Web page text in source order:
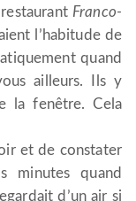
Franco-
l’habitude de
quand
ailleurs. Ils y
la fenêtre. Cela
et de constater
minutes quand
d’un air si